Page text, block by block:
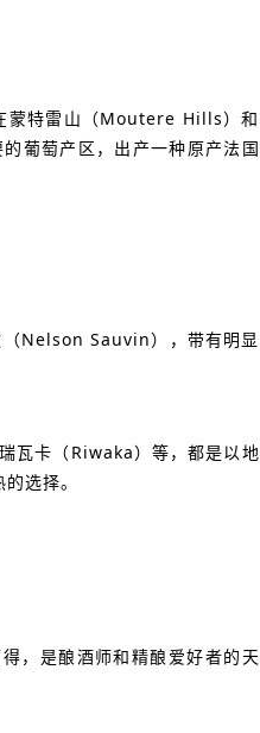
蒙特雷山（Moutere Hills）和
葡萄产区，出产一种原产法国
（Nelson Sauvin），带有明显
瓦卡（Riwaka）等，都是以地
选择。
，是酿酒师和精酿爱好者的天